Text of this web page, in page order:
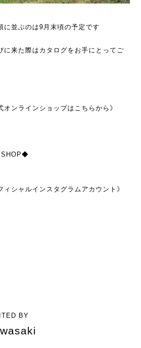
に並ぶのは9月末頃の予定です
に来た際はカタログをお手にとってご
ンラインショップはこちらから》
ィシャルインスタグラムアカウント》
BY